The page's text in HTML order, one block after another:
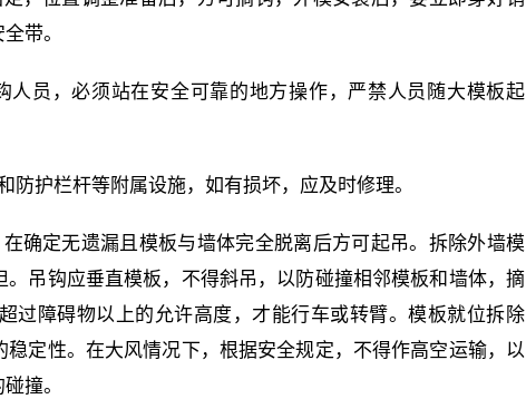
带。
员，必须站在安全可靠的地方操作，严禁人员随大模板起
护栏杆等附属设施，如有损坏，应及时修理。
确定无遗漏且模板与墙体完全脱离后方可起吊。拆除外墙模
吊钩应垂直模板，不得斜吊，以防碰撞相邻模板和墙体，摘
过障碍物以上的允许高度，才能行车或转臂。模板就位拆除
定性。在大风情况下，根据安全规定，不得作高空运输，以
撞。